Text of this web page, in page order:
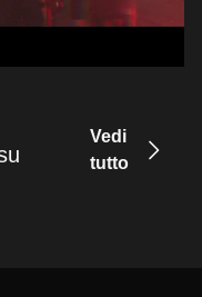
Vedi
tutto